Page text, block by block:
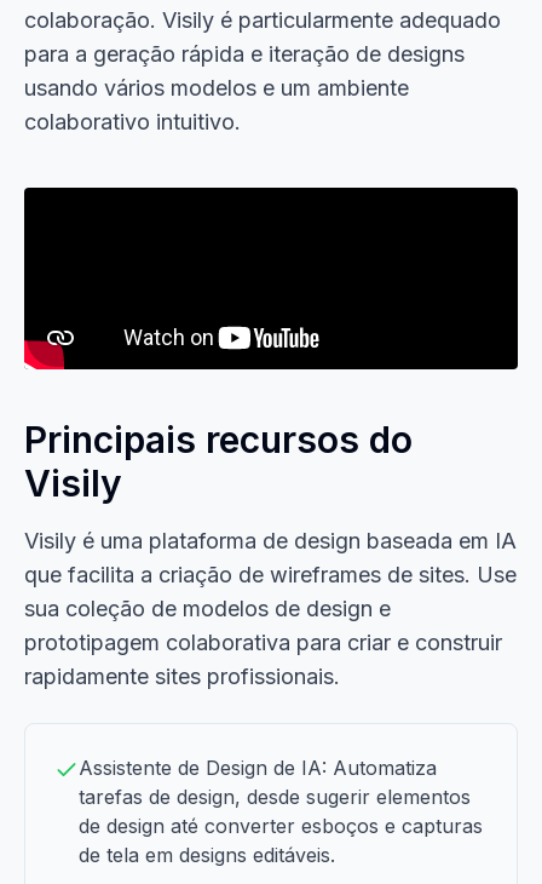
colaboração. Visily é particularmente adequado
para a geração rápida e iteração de designs
usando vários modelos e um ambiente
colaborativo intuitivo.
Principais recursos do
Visily
Visily é uma plataforma de design baseada em IA
que facilita a criação de wireframes de sites. Use
sua coleção de modelos de design e
prototipagem colaborativa para criar e construir
rapidamente sites profissionais.
Assistente de Design de IA: Automatiza
tarefas de design, desde sugerir elementos
de design até converter esboços e capturas
de tela em designs editáveis.